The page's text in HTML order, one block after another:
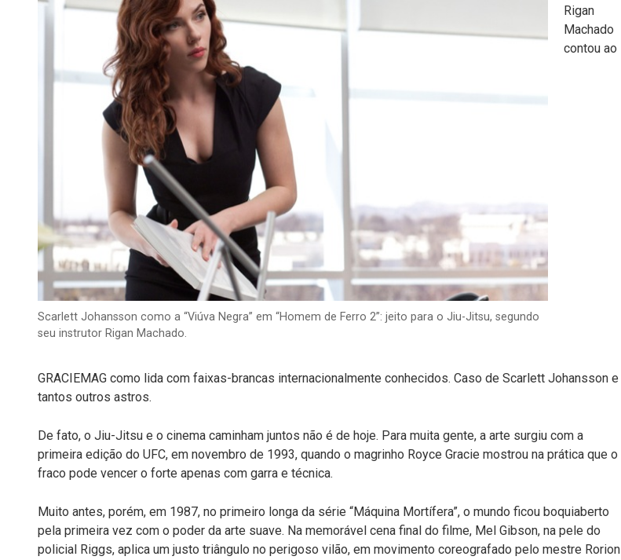
Scarlett Johansson como a “Viúva Negra” em “Homem de Ferro 2”: jeito para o Jiu-Jitsu, segundo
seu instrutor Rigan Machado.
Rigan
Machado
contou ao
GRACIEMAG como lida com faixas-brancas internacionalmente conhecidos. Caso de Scarlett Johansson e
tantos outros astros.
De fato, o Jiu-Jitsu e o cinema caminham juntos não é de hoje. Para muita gente, a arte surgiu com a
primeira edição do UFC, em novembro de 1993, quando o magrinho Royce Gracie mostrou na prática que o
fraco pode vencer o forte apenas com garra e técnica.
Muito antes, porém, em 1987, no primeiro longa da série “Máquina Mortífera”, o mundo ficou boquiaberto
pela primeira vez com o poder da arte suave. Na memorável cena final do filme, Mel Gibson, na pele do
policial Riggs, aplica um justo triângulo no perigoso vilão, em movimento coreografado pelo mestre Rorion